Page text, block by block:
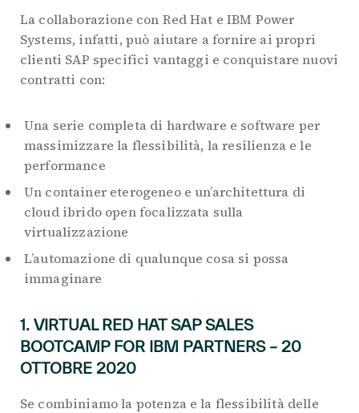
La collaborazione con Red Hat e IBM Power
Systems, infatti, può aiutare a fornire ai propri
clienti SAP specifici vantaggi e conquistare nuovi
contratti con:
Una serie completa di hardware e software per
massimizzare la flessibilità, la resilienza e le
performance
Un container eterogeneo e un’architettura di
cloud ibrido open focalizzata sulla
virtualizzazione
L’automazione di qualunque cosa si possa
immaginare
1. VIRTUAL RED HAT SAP SALES
BOOTCAMP FOR IBM PARTNERS – 20
OTTOBRE 2020
Se combiniamo la potenza e la flessibilità delle